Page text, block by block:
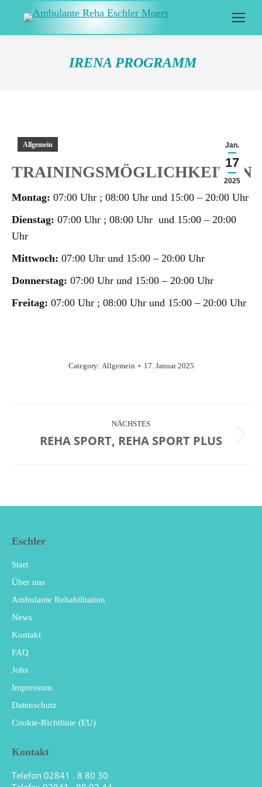
IRENA PROGRAMM
Jan.
17
2025
Allgemein
TRAININGSMÖGLICHKEITEN
Montag: 07:00 Uhr ; 08:00 Uhr und 15:00 – 20:00 Uhr
Dienstag: 07:00 Uhr ; 08:00 Uhr und 15:00 – 20:00
Uhr
Mittwoch: 07:00 Uhr und 15:00 – 20:00 Uhr
Donnerstag: 07:00 Uhr und 15:00 – 20:00 Uhr
Freitag: 07:00 Uhr ; 08:00 Uhr und 15:00 – 20:00 Uhr
Category: Allgemein 17. Januar 2025
NÄCHSTES
Nächster
REHA SPORT, REHA SPORT PLUS
Eschler
Start
Über uns
Ambulante Rehabilitation
News
Kontakt
FAQ
Jobs
Impressum
Datenschutz
Cookie-Richtlinie (EU)
Kontakt
Telefon 02841 . 8 80 30